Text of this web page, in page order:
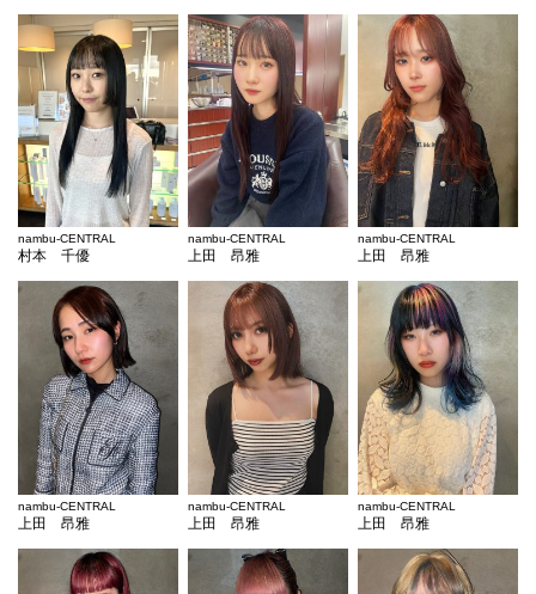
nambu-CENTRAL
村本 千優
nambu-CENTRAL
上田 昂雅
nambu-CENTRAL
上田 昂雅
nambu-CENTRAL
上田 昂雅
nambu-CENTRAL
上田 昂雅
nambu-CENTRAL
上田 昂雅